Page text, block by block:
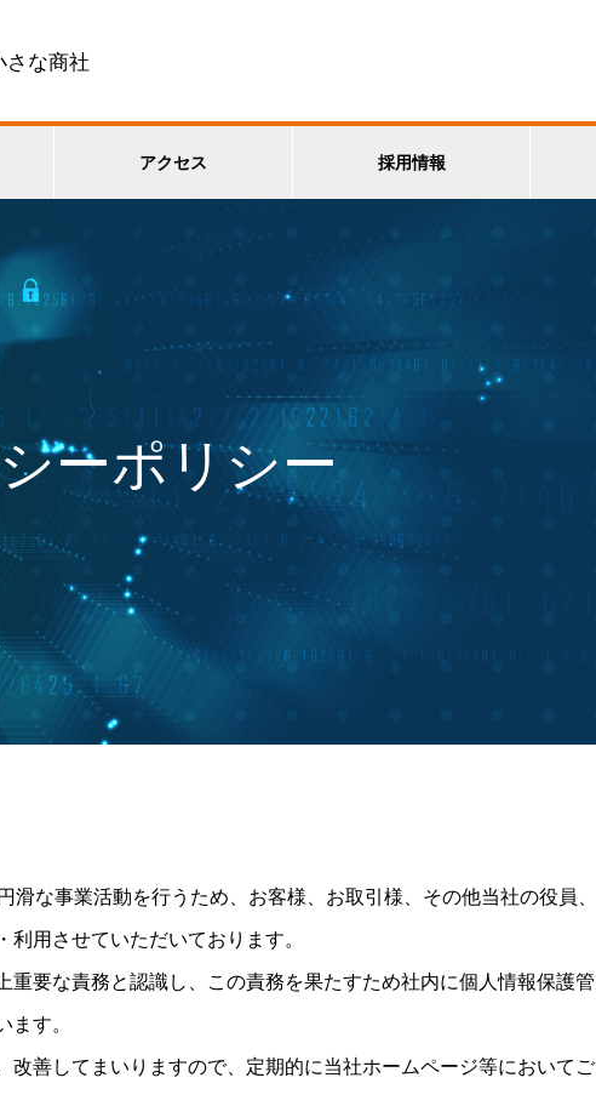
な商社
アクセス 採用情報
ーポリシー
な事業活動を行うため、お客様、お取引様、その他当社の役員、
用させていただいております。
要な責務と認識し、この責務を果たすため社内に個人情報保護管
す。
善してまいりますので、定期的に当社ホームページ等においてご